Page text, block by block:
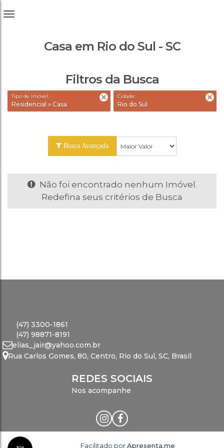
Casa em Rio do Sul - SC
Filtros da Busca
Tipo de Imóvel:
Residencial » Casa
Cidade:
Rio do Sul
Busca Avançada
Não foi encontrado nenhum Imóvel.
Redefina seus critérios de Busca
(47) 3300-1861
(47) 98871-8191
elias_jair@yahoo.com.br
Rua Carlos Gomes, 80, Centro, Rio do Sul, SC, Brasil
REDES SOCIAIS
Nos acompanhe
Facilitado porApresenta.me